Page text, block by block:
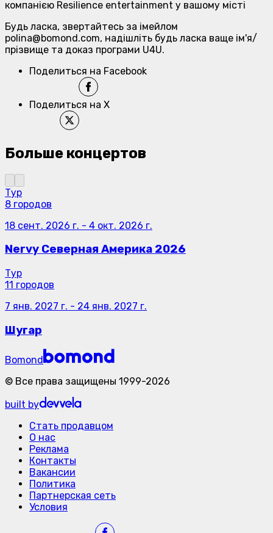
компанією Resilience entertainment у вашому місті
Будь ласка, звертайтесь за імейлом
polina@bomond.com, надішліть будь ласка ваще ім'я/
прізвище та доказ програми U4U.
Поделиться на Facebook
Поделиться на X
Больше концертов
Тур
8 городов
18 сент. 2026 г. - 4 окт. 2026 г.
Nervy Северная Америка 2026
Тур
11 городов
7 янв. 2027 г. - 24 янв. 2027 г.
Шугар
Bomond
© Все права защищены 1999-2026
built by
Стать продавцом
О нас
Реклама
Контакты
Вакансии
Политика
Партнерская сеть
Условия